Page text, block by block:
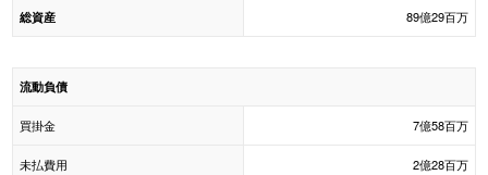
総資産 89億29百万
流動負債
買掛金 7億58百万
未払費用 2億28百万